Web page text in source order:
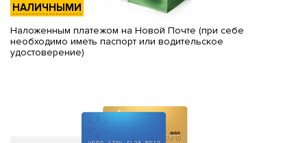
НАЛИЧНЫМИ
Наложенным платежом на Новой Почте (при себе
необходимо иметь паспорт или водительское
удостоверение)